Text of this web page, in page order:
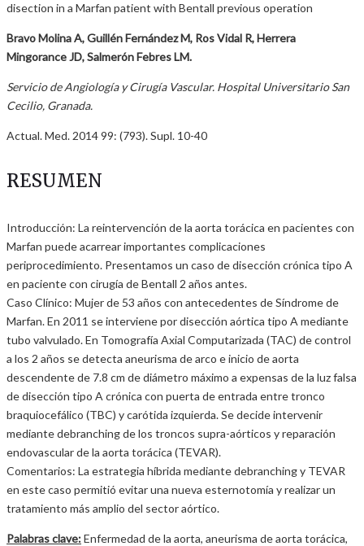
disection in a Marfan patient with Bentall previous operation
Bravo Molina A, Guillén Fernández M, Ros Vidal R, Herrera
Mingorance JD, Salmerón Febres LM.
Servicio de Angiología y Cirugía Vascular. Hospital Universitario San
Cecilio, Granada.
Actual. Med. 2014 99: (793). Supl. 10-40
RESUMEN
Introducción: La reintervención de la aorta torácica en pacientes con
Marfan puede acarrear importantes complicaciones
periprocedimiento. Presentamos un caso de disección crónica tipo A
en paciente con cirugía de Bentall 2 años antes.
Caso Clínico: Mujer de 53 años con antecedentes de Síndrome de
Marfan. En 2011 se interviene por disección aórtica tipo A mediante
tubo valvulado. En Tomografía Axial Computarizada (TAC) de control
a los 2 años se detecta aneurisma de arco e inicio de aorta
descendente de 7.8 cm de diámetro máximo a expensas de la luz falsa
de disección tipo A crónica con puerta de entrada entre tronco
braquiocefálico (TBC) y carótida izquierda. Se decide intervenir
mediante debranching de los troncos supra-aórticos y reparación
endovascular de la aorta torácica (TEVAR).
Comentarios: La estrategia híbrida mediante debranching y TEVAR
en este caso permitió evitar una nueva esternotomía y realizar un
tratamiento más amplio del sector aórtico.
Palabras clave:Enfermedad de la aorta, aneurisma de aorta torácica,